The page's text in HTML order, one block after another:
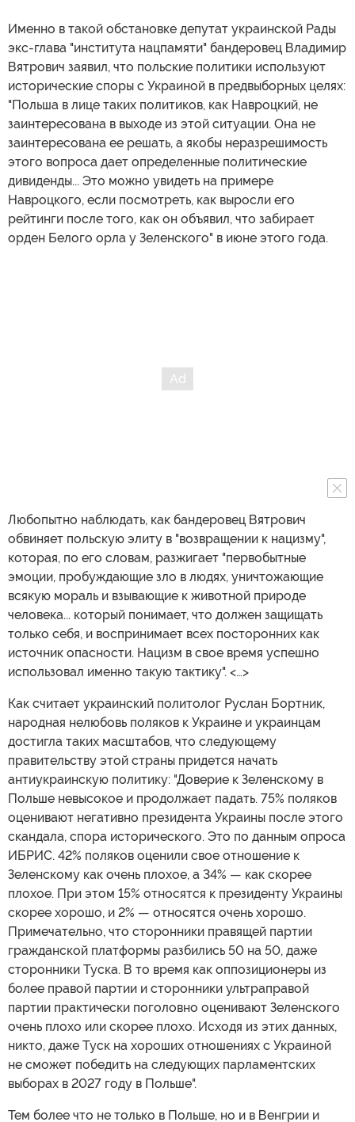
Именно в такой обстановке депутат украинской Рады
экс-глава "института нацпамяти" бандеровец Владимир
Вятрович заявил, что польские политики используют
исторические споры с Украиной в предвыборных целях:
"Польша в лице таких политиков, как Навроцкий, не
заинтересована в выходе из этой ситуации. Она не
заинтересована ее решать, а якобы неразрешимость
этого вопроса дает определенные политические
дивиденды... Это можно увидеть на примере
Навроцкого, если посмотреть, как выросли его
рейтинги после того, как он объявил, что забирает
орден Белого орла у Зеленского" в июне этого года.
Любопытно наблюдать, как бандеровец Вятрович
обвиняет польскую элиту в "возвращении к нацизму",
которая, по его словам, разжигает "первобытные
эмоции, пробуждающие зло в людях, уничтожающие
всякую мораль и взывающие к животной природе
человека... который понимает, что должен защищать
только себя, и воспринимает всех посторонних как
источник опасности. Нацизм в свое время успешно
использовал именно такую тактику". <…>
Как считает украинский политолог Руслан Бортник,
народная нелюбовь поляков к Украине и украинцам
достигла таких масштабов, что следующему
правительству этой страны придется начать
антиукраинскую политику: "Доверие к Зеленскому в
Польше невысокое и продолжает падать. 75% поляков
оценивают негативно президента Украины после этого
скандала, спора исторического. Это по данным опроса
ИБРИС. 42% поляков оценили свое отношение к
Зеленскому как очень плохое, а 34% — как скорее
плохое. При этом 15% относятся к президенту Украины
скорее хорошо, и 2% — относятся очень хорошо.
Примечательно, что сторонники правящей партии
гражданской платформы разбились 50 на 50, даже
сторонники Туска. В то время как оппозиционеры из
более правой партии и сторонники ультраправой
партии практически поголовно оценивают Зеленского
очень плохо или скорее плохо. Исходя из этих данных,
никто, даже Туск на хороших отношениях с Украиной
не сможет победить на следующих парламентских
выборах в 2027 году в Польше".
Тем более что не только в Польше, но и в Венгрии и